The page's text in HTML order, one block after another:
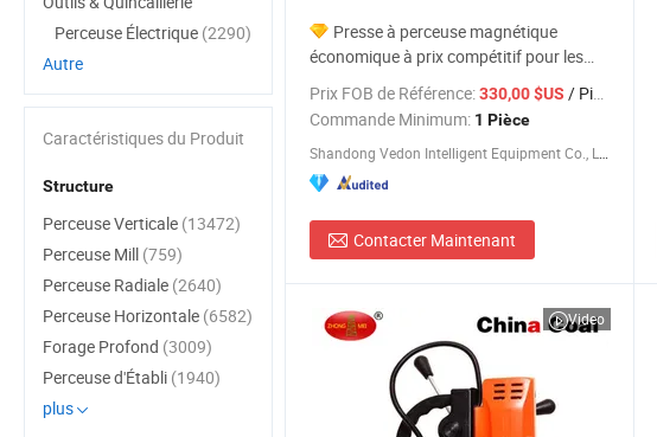
Presse à perceuse magnétique
économique à prix compétitif pour les
petits ateliers du monde entier
Prix FOB de Référence:330,00 $US / Pièce
Commande Minimum: 1 Pièce
Contacter Maintenant
Video
Perceuse Électrique (2290)
Autre
Caractéristiques du Produit
Structure
Perceuse Verticale (13472)
Perceuse Mill (759)
Perceuse Radiale (2640)
Perceuse Horizontale (6582)
Forage Profond (3009)
Perceuse d'Établi (1940)
plus